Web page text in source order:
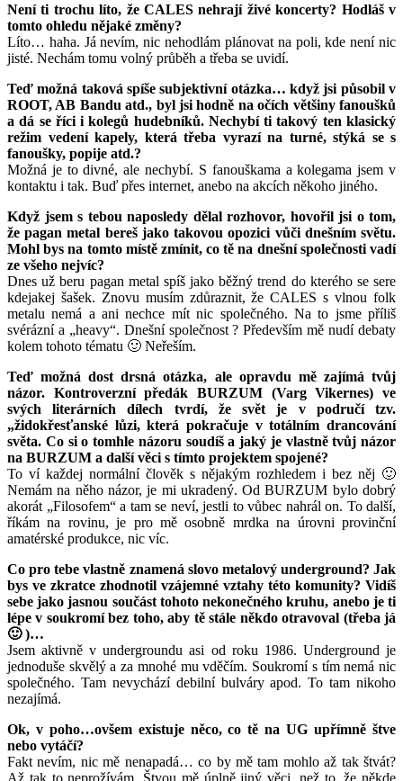
Není ti trochu líto, že CALES nehrají živé koncerty? Hodláš v
tomto ohledu nějaké změny?
Líto… haha. Já nevím, nic nehodlám plánovat na poli, kde není nic
jisté. Nechám tomu volný průběh a třeba se uvidí.
Teď možná taková spíše subjektivní otázka… když jsi působil v
ROOT, AB Bandu atd., byl jsi hodně na očích většiny fanoušků
a dá se říci i kolegů hudebníků. Nechybí ti takový ten klasický
režim vedení kapely, která třeba vyrazí na turné, stýká se s
fanoušky, popije atd.?
Možná je to divné, ale nechybí. S fanouškama a kolegama jsem v
kontaktu i tak. Buď přes internet, anebo na akcích někoho jiného.
Když jsem s tebou naposledy dělal rozhovor, hovořil jsi o tom,
že pagan metal bereš jako takovou opozici vůči dnešním světu.
Mohl bys na tomto místě zmínit, co tě na dnešní společnosti vadí
ze všeho nejvíc?
Dnes už beru pagan metal spíš jako běžný trend do kterého se sere
kdejakej šašek. Znovu musím zdůraznit, že CALES s vlnou folk
metalu nemá a ani nechce mít nic společného. Na to jsme příliš
svérázní a „heavy“. Dnešní společnost ? Především mě nudí debaty
kolem tohoto tématu 🙂 Neřeším.
Teď možná dost drsná otázka, ale opravdu mě zajímá tvůj
názor. Kontroverzní předák BURZUM (Varg Vikernes) ve
svých literárních dílech tvrdí, že svět je v područí tzv.
„židokřesťanské lůzi, která pokračuje v totálním drancování
světa. Co si o tomhle názoru soudíš a jaký je vlastně tvůj názor
na BURZUM a další věci s tímto projektem spojené?
To ví každej normální člověk s nějakým rozhledem i bez něj 🙂
Nemám na něho názor, je mi ukradený. Od BURZUM bylo dobrý
akorát „Filosofem“ a tam se neví, jestli to vůbec nahrál on. To další,
říkám na rovinu, je pro mě osobně mrdka na úrovni provinční
amatérské produkce, nic víc.
Co pro tebe vlastně znamená slovo metalový underground? Jak
bys ve zkratce zhodnotil vzájemné vztahy této komunity? Vidíš
sebe jako jasnou součást tohoto nekonečného kruhu, anebo je ti
lépe v soukromí bez toho, aby tě stále někdo otravoval (třeba já
🙂 )…
Jsem aktivně v undergroundu asi od roku 1986. Underground je
jednoduše skvělý a za mnohé mu vděčím. Soukromí s tím nemá nic
společného. Tam nevychází debilní bulváry apod. To tam nikoho
nezajímá.
Ok, v poho…ovšem existuje něco, co tě na UG upřímně štve
nebo vytáčí?
Fakt nevím, nic mě nenapadá… co by mě tam mohlo až tak štvát?
Až tak to neprožívám. Štvou mě úplně jiný věci, než to, že někde